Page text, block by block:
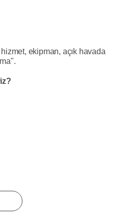
ekipman, açık havada